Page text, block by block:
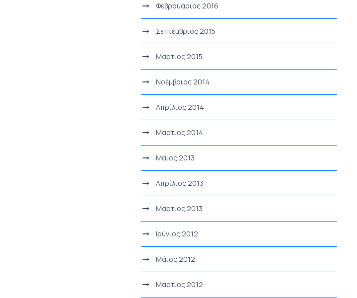
Φεβρουάριος 2016
Σεπτέμβριος 2015
Μάρτιος 2015
Νοέμβριος 2014
Απρίλιος 2014
Μάρτιος 2014
Μάιος 2013
Απρίλιος 2013
Μάρτιος 2013
Ιούνιος 2012
Μάιος 2012
Μάρτιος 2012